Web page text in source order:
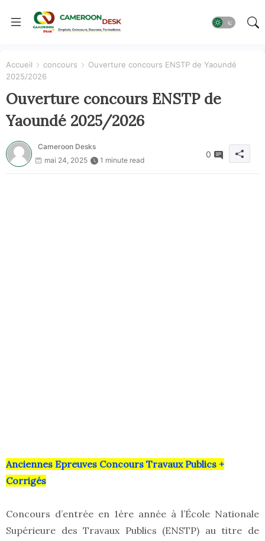
Accueil concours
Ouverture concours ENSTP de Yaoundé
2025/2026
Ouverture concours ENSTP de
Yaoundé 2025/2026
Cameroon Desks
mai 24, 2025
1 minute read
0
Anciennes Epreuves Concours Travaux Publics +
Corrigés
Concours d’entrée en 1ère année à l’École Nationale
Supérieure des Travaux Publics (ENSTP) au titre de